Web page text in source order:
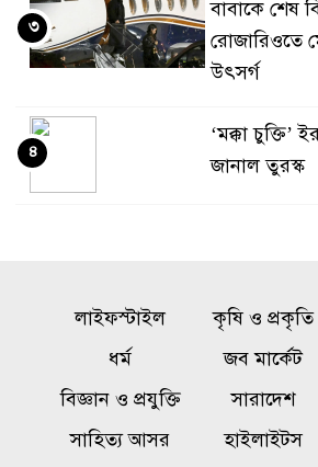
বাবাকে শেষ
রোজারিওতে
উৎসর্গ
৩
‘মক্কা চুক্তি’
জানাল তুরস্ক
৪
বগুড়ায়
ট্রাকের ধাক্কা,
জবিতে ২০২৬-
লাইফস্টাইল কৃষি ও প্রকৃতি
ধর্ম
জব মার্কেট
বিজ্ঞান ও প্রযুক্তি
সারাদেশ
সাহিত্য আসর
হাইলাইটস